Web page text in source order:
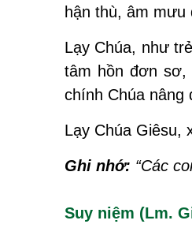
hận thù, âm mưu
Lạy Chúa, như
tâm hồn đơn sơ,
chính Chúa nâng
Lạy Chúa Giêsu,
Ghi nhớ: “Các
Suy niệm (Lm.